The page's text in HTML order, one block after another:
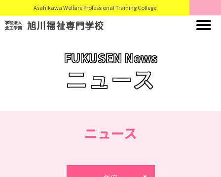
Asahikawa Welfare Professional Training College
FUKUSEN News
ニュース
ニュース